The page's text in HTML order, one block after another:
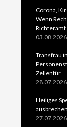
Corona,
Wenn
Richteramt
03.08.2026
Transfrau
Zellentür
28.07.2026
Heiliges
27.07.2026